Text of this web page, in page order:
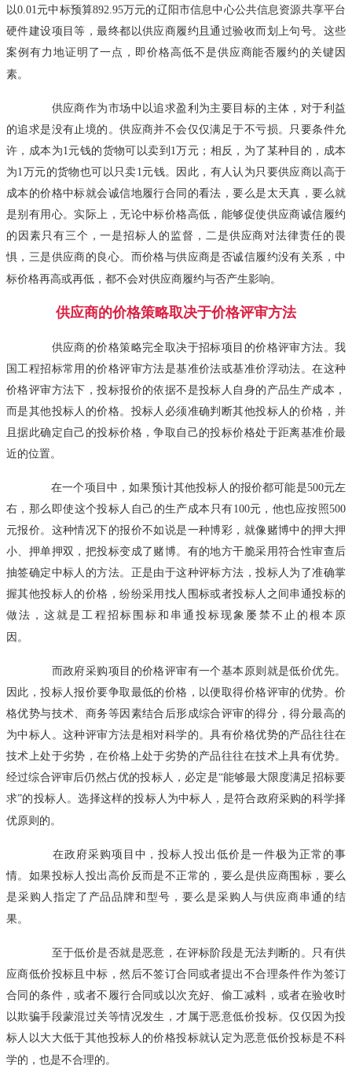
以0.01元中标预算892.95万元的辽阳市信息中心公共信息资源共享平台
硬件建设项目等，最终都以供应商履约且通过验收而划上句号。这些
案例有力地证明了一点，即价格高低不是供应商能否履约的关键因
素。
供应商作为市场中以追求盈利为主要目标的主体，对于利益
的追求是没有止境的。供应商并不会仅仅满足于不亏损。只要条件允
许，成本为1元钱的货物可以卖到1万元；相反，为了某种目的，成本
为1万元的货物也可以只卖1元钱。因此，有人认为只要供应商以高于
成本的价格中标就会诚信地履行合同的看法，要么是太天真，要么就
是别有用心。实际上，无论中标价格高低，能够促使供应商诚信履约
的因素只有三个，一是招标人的监督，二是供应商对法律责任的畏
惧，三是供应商的良心。而价格与供应商是否诚信履约没有关系，中
标价格再高或再低，都不会对供应商履约与否产生影响。
供应商的价格策略取决于价格评审方法
供应商的价格策略完全取决于招标项目的价格评审方法。我
国工程招标常用的价格评审方法是基准价法或基准价浮动法。在这种
价格评审方法下，投标报价的依据不是投标人自身的产品生产成本，
而是其他投标人的价格。投标人必须准确判断其他投标人的价格，并
且据此确定自己的投标价格，争取自己的投标价格处于距离基准价最
近的位置。
在一个项目中，如果预计其他投标人的报价都可能是500元左
右，那么即使这个投标人自己的生产成本只有100元，他也应按照500
元报价。这种情况下的报价不如说是一种博彩，就像赌博中的押大押
小、押单押双，把投标变成了赌博。有的地方干脆采用符合性审查后
抽签确定中标人的方法。正是由于这种评标方法，投标人为了准确掌
握其他投标人的价格，纷纷采用找人围标或者投标人之间串通投标的
做法，这就是工程招标围标和串通投标现象屡禁不止的根本原
因。
而政府采购项目的价格评审有一个基本原则就是低价优先。
因此，投标人报价要争取最低的价格，以便取得价格评审的优势。价
格优势与技术、商务等因素结合后形成综合评审的得分，得分最高的
为中标人。这种评审方法是相对科学的。具有价格优势的产品往往在
技术上处于劣势，在价格上处于劣势的产品往往在技术上具有优势。
经过综合评审后仍然占优的投标人，必定是“能够最大限度满足招标要
求”的投标人。选择这样的投标人为中标人，是符合政府采购的科学择
优原则的。
在政府采购项目中，投标人投出低价是一件极为正常的事
情。如果投标人投出高价反而是不正常的，要么是供应商围标，要么
是采购人指定了产品品牌和型号，要么是采购人与供应商串通的结
果。
至于低价是否就是恶意，在评标阶段是无法判断的。只有供
应商低价投标且中标，然后不签订合同或者提出不合理条件作为签订
合同的条件，或者不履行合同或以次充好、偷工减料，或者在验收时
以欺骗手段蒙混过关等情况发生，才属于恶意低价投标。仅仅因为投
标人以大大低于其他投标人的价格投标就认定为恶意低价投标是不科
学的，也是不合理的。